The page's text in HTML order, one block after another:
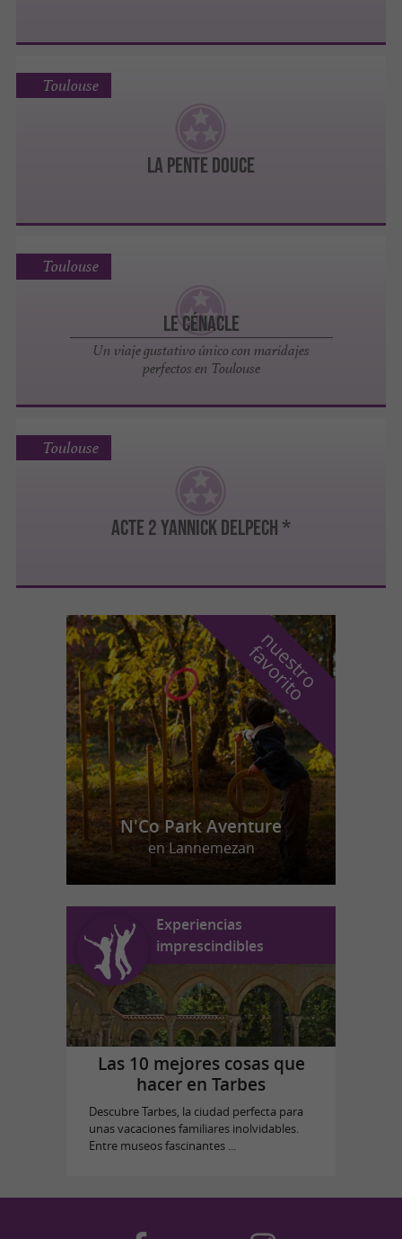
La Pente Douce
Toulouse
Le Cénacle
Un viaje gustativo único con maridajes
perfectos en Toulouse
Toulouse
Acte 2 Yannick Delpech *
Toulouse
n
u
e
s
t
r
o
f
a
v
o
r
i
t
o
N'Co Park Aventure
en Lannemezan
Experiencias
imprescindibles
Las 10 mejores cosas que
hacer en Tarbes
Descubre Tarbes, la ciudad perfecta para
unas vacaciones familiares inolvidables.
Entre museos fascinantes ...